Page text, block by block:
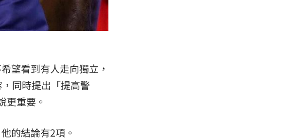
望看到有人走向獨立，
同時提出「提高警
更重要。
的結論有2項。